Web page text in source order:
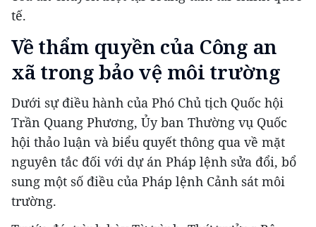
tế.
Về thẩm quyền của Công an
xã trong bảo vệ môi trường
Dưới sự điều hành của Phó Chủ tịch Quốc hội
Trần Quang Phương, Ủy ban Thường vụ Quốc
hội thảo luận và biểu quyết thông qua về mặt
nguyên tắc đối với dự án Pháp lệnh sửa đổi, bổ
sung một số điều của Pháp lệnh Cảnh sát môi
trường.